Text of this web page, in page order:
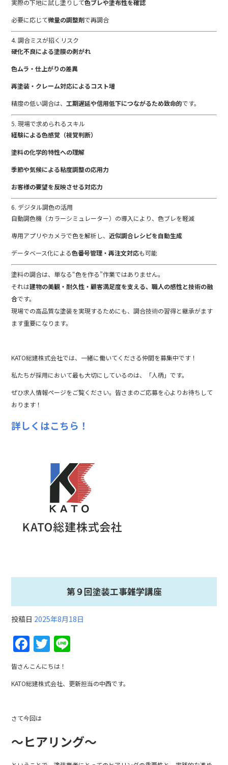
実際の下地に試し塗り して色ブレや塗布性を確認
必要に応じて微量の調整剤で再調合
4.調合ミスが招く リスク
硬化不良による塗膜の剥がれ
色ムラ・仕上がりの差異
再塗装・ クレーム対応によるコスト増
精度の低い調合は、 工期遅延や信用低下につながるため致命的です。
5.現場で求められる スキル
経験による色感覚（視覚判断）
塗料の化学的特性への理解
季節や気候による粘度調整の応用力
お客様の要望を反映させる対応力
6. デジタル調色の活用
自動調色機（カラーシミュレーター） の導入により、色ブレを軽減
専用アプリやカメラで色を解析 し、近似調合レシピを自動生成
データベース化による色番号管理・再注文対応も可能
塗料の調合は、 単なる“色を作る”作業ではありません。
それは建物の美観・耐久性・顧客満足度を支える、職人の感性と技術の融
合です。
現場での高品質な塗装を実現するためにも、調合技術の習得と継承がます
ます重要になり ます。
KATO総建株式会社では、一緒に働いてくださる仲間を募集中です！
私たちが採用において最も大切にしているのは、「人柄」です。
ぜひ求人情報ページをご覧ください。皆さまのご応募を心よりお待ちして
おります！
詳しくはこちら！
第９回塗装工事雑学講座
投稿日 2025年8月18日
F
a
c
e
o
o
k
T
w
itt
er
e
皆さんこんにちは！
KATO総建株式会社、更新担当の中西です。
さて今回は
～ヒアリング～